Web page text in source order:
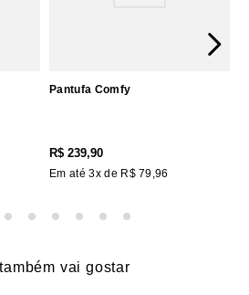
Pantufa Comfy
R$ 239,90
Em até3x de R$ 79,96
vai gostar